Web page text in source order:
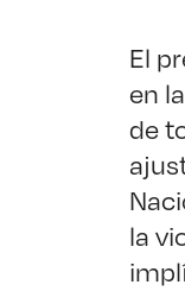
El
en
de
la